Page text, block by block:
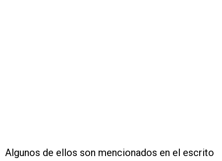
Algunos de ellos son mencionados en el escrito